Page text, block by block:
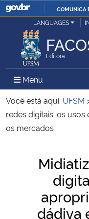
COMUNICA
Ministério da Justiça e
Ministério da Defesa
Ministério das Relações
Ministério da Economia
Ministério da Agricultura,
Ministério da Educação
LANGUAGES
Editora
Menu Menu
Você está aqui: UFSM
redes digitais: os
os mercados
dádiva